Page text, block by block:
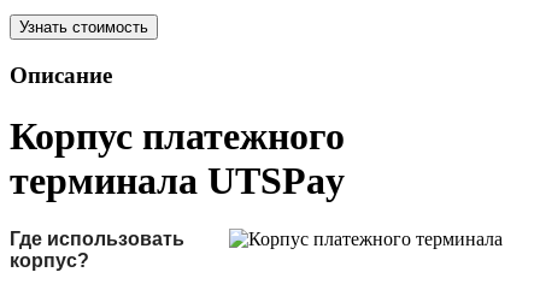
Узнать стоимость
Описание
Корпус платежного
терминала UTSPay
Где использовать
корпус?